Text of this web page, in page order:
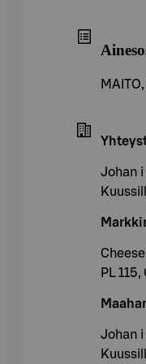
Johan
PL
Johan